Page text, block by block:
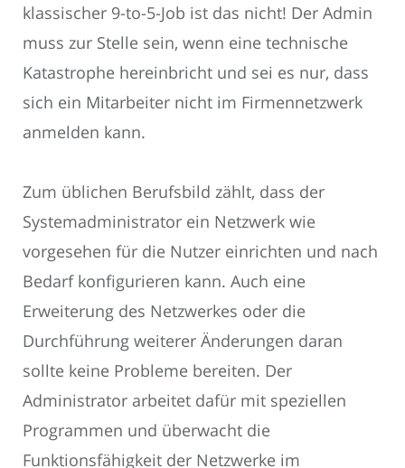
klassischer 9-to-5-Job ist das nicht! Der Admin
muss zur Stelle sein, wenn eine technische
Katastrophe hereinbricht und sei es nur, dass
sich ein Mitarbeiter nicht im Firmennetzwerk
anmelden kann.
Zum üblichen Berufsbild zählt, dass der
Systemadministrator ein Netzwerk wie
vorgesehen für die Nutzer einrichten und nach
Bedarf konfigurieren kann. Auch eine
Erweiterung des Netzwerkes oder die
Durchführung weiterer Änderungen daran
sollte keine Probleme bereiten. Der
Administrator arbeitet dafür mit speziellen
Programmen und überwacht die
Funktionsfähigkeit der Netzwerke im